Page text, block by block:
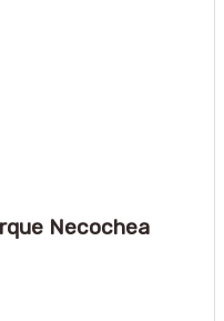
Necochea